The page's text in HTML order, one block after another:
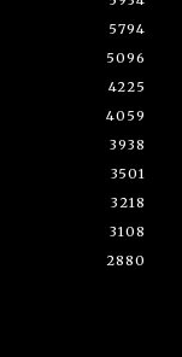
5794
5096
4225
4059
3938
3501
3218
3108
2880